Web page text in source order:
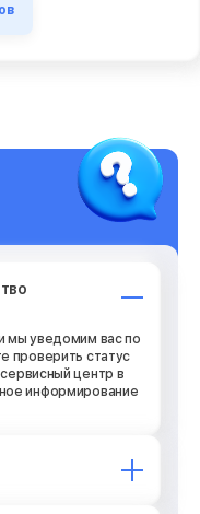
мы уведомим вас по
проверить статус
центр в
информирование